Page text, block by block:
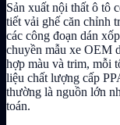
Sản xuất nội thất ô tô
tiết vải ghế căn chỉnh
các công đoạn dán
chuyền mẫu xe OEM
hợp màu và trim, mỗi
liệu chất lượng cấp
thường là nguồn lớn
toán.